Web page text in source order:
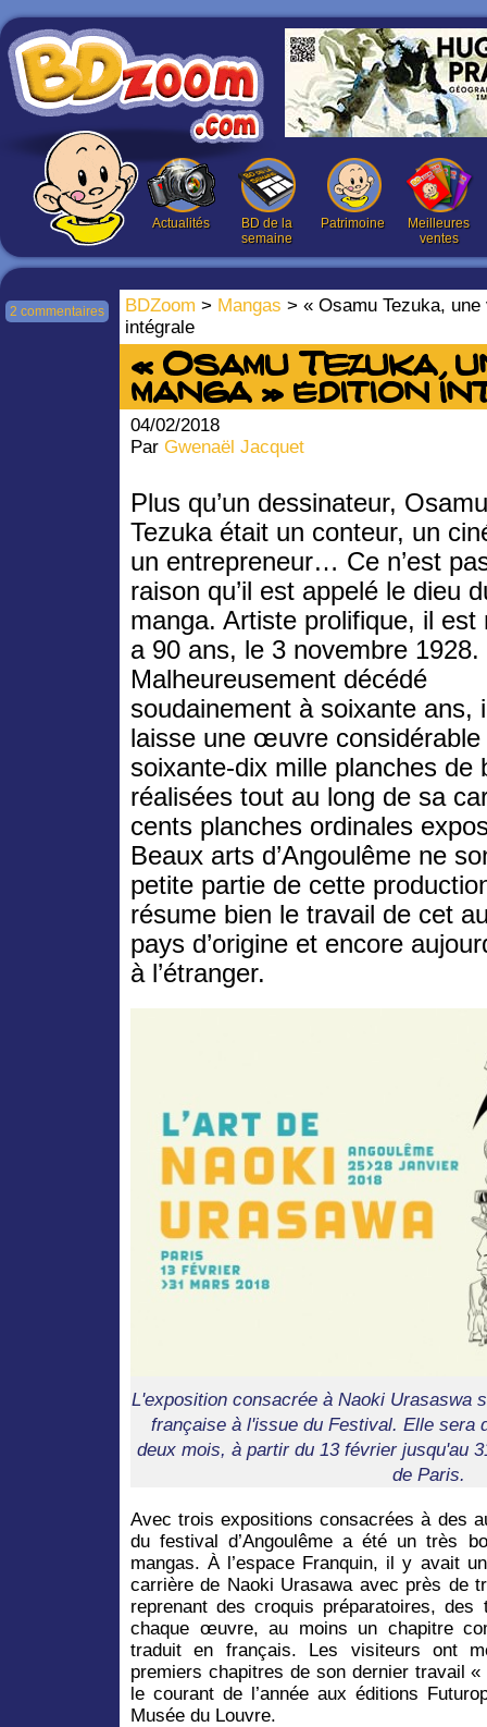
Actualités
BD de la
semaine
Patrimoine
Meilleures
ventes
BDZoom > Mangas > « Osamu Tezuka,
intégrale
2 commentaires
« Osamu Tezuka,
manga » édition
04/02/2018
Par Gwenaël Jacquet
Plus qu’un dessinateur, Osamu
Tezuka était un conteur, un
un entrepreneur… Ce n’est
raison qu’il est appelé le dieu
manga. Artiste prolifique, il est
a 90 ans, le 3 novembre 1928.
Malheureusement décédé
soudainement à soixante ans,
laisse une œuvre
soixante-dix mille planches de
réalisées tout au long de sa
cents planches ordinales
Beaux arts d’Angoulême ne
petite partie de cette
résume bien le travail de cet
pays d’origine et encore
à l’étranger.
L'exposition consacrée à Naoki Urasaswa
française à l'issue du Festival. Elle sera
deux mois, à partir du 13 février jusqu'au
de Paris.
Avec trois expositions consacrées à des
du festival d’Angoulême a été un très
mangas. À l’espace Franquin, il y avait
carrière de Naoki Urasawa avec près de
reprenant des croquis préparatoires,
chaque œuvre, au moins un chapitre
traduit en français. Les visiteurs ont
premiers chapitres de son dernier travail
le courant de l’année aux éditions
Musée du Louvre.